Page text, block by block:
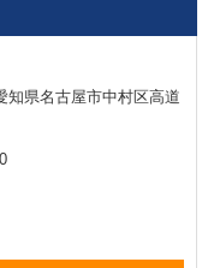
県名古屋市中村区高道